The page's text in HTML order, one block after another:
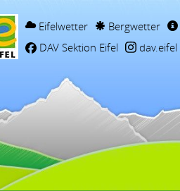
Eifelwetter Bergwetter
DAV Sektion Eifel
dav.eifel